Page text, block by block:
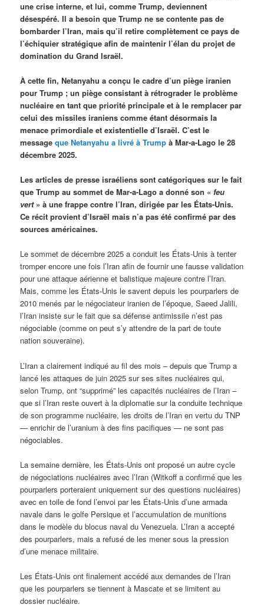
une crise interne, et lui, comme Trump, deviennent
désespéré. Il a besoin que Trump ne se contente pas de
bombarder l’Iran, mais qu’il retire complètement ce pays de
l’échiquier stratégique afin de maintenir l’élan du projet de
domination du Grand Israël.
À cette fin, Netanyahu a conçu le cadre d’un piège iranien
pour Trump ; un piège consistant à rétrograder le problème
nucléaire en tant que priorité principale et à le remplacer par
celui des missiles iraniens comme étant désormais la
menace primordiale et existentielle d’Israël. C’est le
messageque Netanyahu a livré à Trump à Mar-a-Lago le 28
décembre 2025.
Les articles de presse israéliens sont catégoriques sur le fait
que Trump au sommet de Mar-a-Lago a donné son «feu
vert» à une frappe contre l’Iran, dirigée par les États-Unis.
Ce récit provient d’Israël mais n’a pas été confirmé par des
sources américaines.
Le sommet de décembre 2025 a conduit les États-Unis à tenter
tromper encore une fois l’Iran afin de fournir une fausse validation
pour une attaque aérienne et balistique majeure contre l’Iran.
Mais, comme les États-Unis le savent depuis les pourparlers de
2010 menés par le négociateur iranien de l’époque, Saeed Jalili,
l’Iran insiste sur le fait que sa défense antimissile n’est pas
négociable (comme on peut s’y attendre de la part de toute
nation souveraine).
L’Iran a clairement indiqué au fil des mois – depuis que Trump a
lancé les attaques de juin 2025 sur ses sites nucléaires qui,
selon Trump, ont “supprimé” les capacités nucléaires de l’Iran –
que si l’Iran reste ouvert à la diplomatie sur la conduite technique
de son programme nucléaire, les droits de l’Iran en vertu du TNP
— enrichir de l’uranium à des fins pacifiques — ne sont pas
négociables.
La semaine dernière, les États-Unis ont proposé un autre cycle
de négociations nucléaires avec l’Iran (Witkoff a confirmé que les
pourparlers porteraient uniquement sur des questions nucléaires)
avec en toile de fond l’envoi par les États-Unis d’une armada
navale dans le golfe Persique et l’accumulation de munitions
dans le modèle du blocus naval du Venezuela. L’Iran a accepté
des pourparlers, mais a refusé de les mener sous la pression
d’une menace militaire.
Les États-Unis ont finalement accédé aux demandes de l’Iran
que les pourparlers se tiennent à Mascate et se limitent au
dossier nucléaire.